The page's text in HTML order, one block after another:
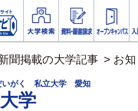
聞掲載の大学記事 > お
いがく 私立大学 愛知
学